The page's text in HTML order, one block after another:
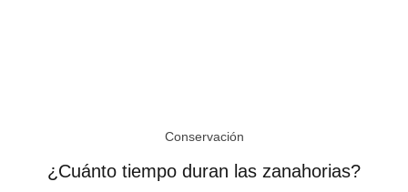
Conservación
¿Cuánto tiempo duran las zanahorias?